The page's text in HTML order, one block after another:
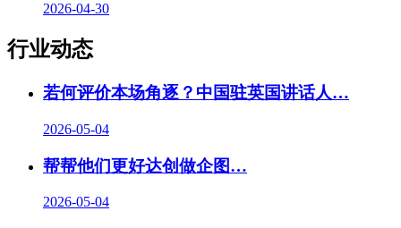
2026-04-30
行业动态
若何评价本场角逐？中国驻英国讲话人…
2026-05-04
帮帮他们更好达创做企图…
2026-05-04